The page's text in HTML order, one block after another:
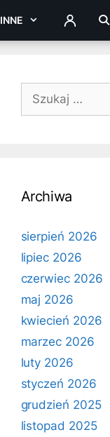
INNE ZALOGUJ
Szukaj:
Archiwa
sierpień 2026
lipiec 2026
czerwiec 2026
maj 2026
kwiecień 2026
marzec 2026
luty 2026
styczeń 2026
grudzień 2025
listopad 2025